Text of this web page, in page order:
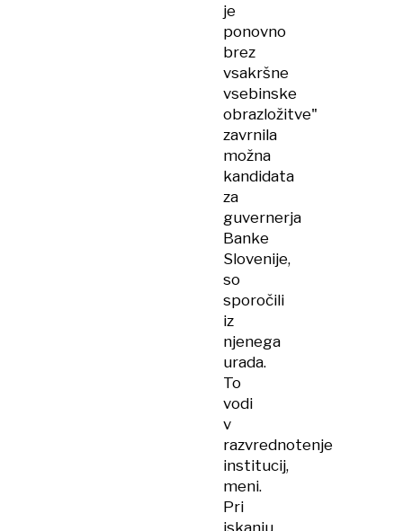
je
ponovno
brez
vsakršne
vsebinske
obrazložitve"
zavrnila
možna
kandidata
za
guvernerja
Banke
Slovenije,
so
sporočili
iz
njenega
urada.
To
vodi
v
razvrednotenje
institucij,
meni.
Pri
iskanju